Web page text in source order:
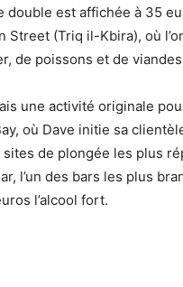
double est affichée à 35
Street (Triq il-Kbira), où
de poissons et de
une activité originale
où Dave initie sa
sites de plongée les plus
l’un des bars les plus
l’alcool fort.